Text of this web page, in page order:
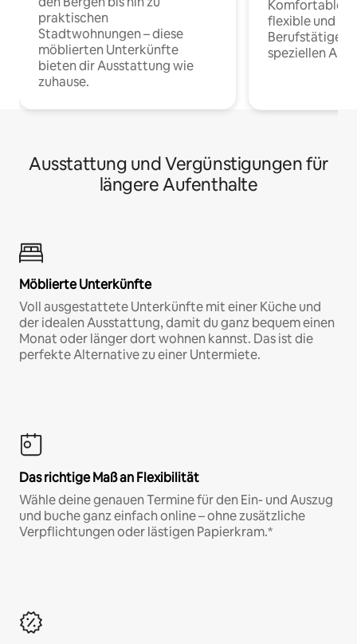
praktischen
Stadtwohnungen – diese
möblierten Unterkünfte
bieten dir Ausstattung wie
zuhause.
Komfortable
flexible und
Berufstätige
speziellen
Ausstattung und Vergünstigungen für
längere Aufenthalte
Möblierte Unterkünfte
Voll ausgestattete Unterkünfte mit einer Küche und
der idealen Ausstattung, damit du ganz bequem einen
Monat oder länger dort wohnen kannst. Das ist die
perfekte Alternative zu einer Untermiete.
Das richtige Maß an Flexibilität
Wähle deine genauen Termine für den Ein- und Auszug
und buche ganz einfach online – ohne zusätzliche
Verpflichtungen oder lästigen Papierkram.*